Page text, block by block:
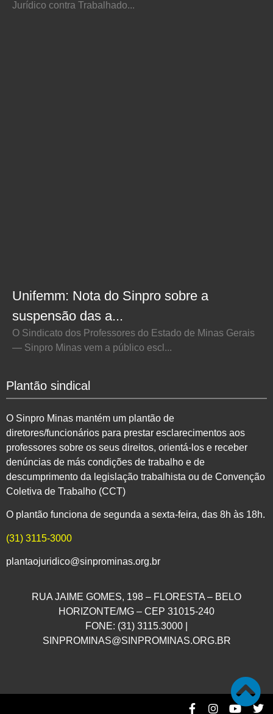
Jurídico contra Trabalhado...
Unifemm: Nota do Sinpro sobre a
suspensão das a...
O Sindicato dos Professores do Estado de Minas Gerais
— Sinpro Minas vem a público escl...
Plantão sindical
O Sinpro Minas mantém um plantão de
diretores/funcionários para prestar esclarecimentos aos
professores sobre os seus direitos, orientá-los e receber
denúncias de más condições de trabalho e de
descumprimento da legislação trabalhista ou de Convenção
Coletiva de Trabalho (CCT)
O plantão funciona de segunda a sexta-feira, das 8h às 18h.
(31) 3115-3000
plantaojuridico@sinprominas.org.br
RUA JAIME GOMES, 198 – FLORESTA – BELO
HORIZONTE/MG – CEP 31015-240
FONE: (31) 3115.3000 |
SINPROMINAS@SINPROMINAS.ORG.BR